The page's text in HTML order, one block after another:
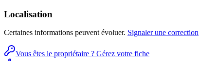
Localisation
Certaines informations peuvent évoluer. Signaler une correction
Vous êtes le propriétaire ? Gérez votre fiche